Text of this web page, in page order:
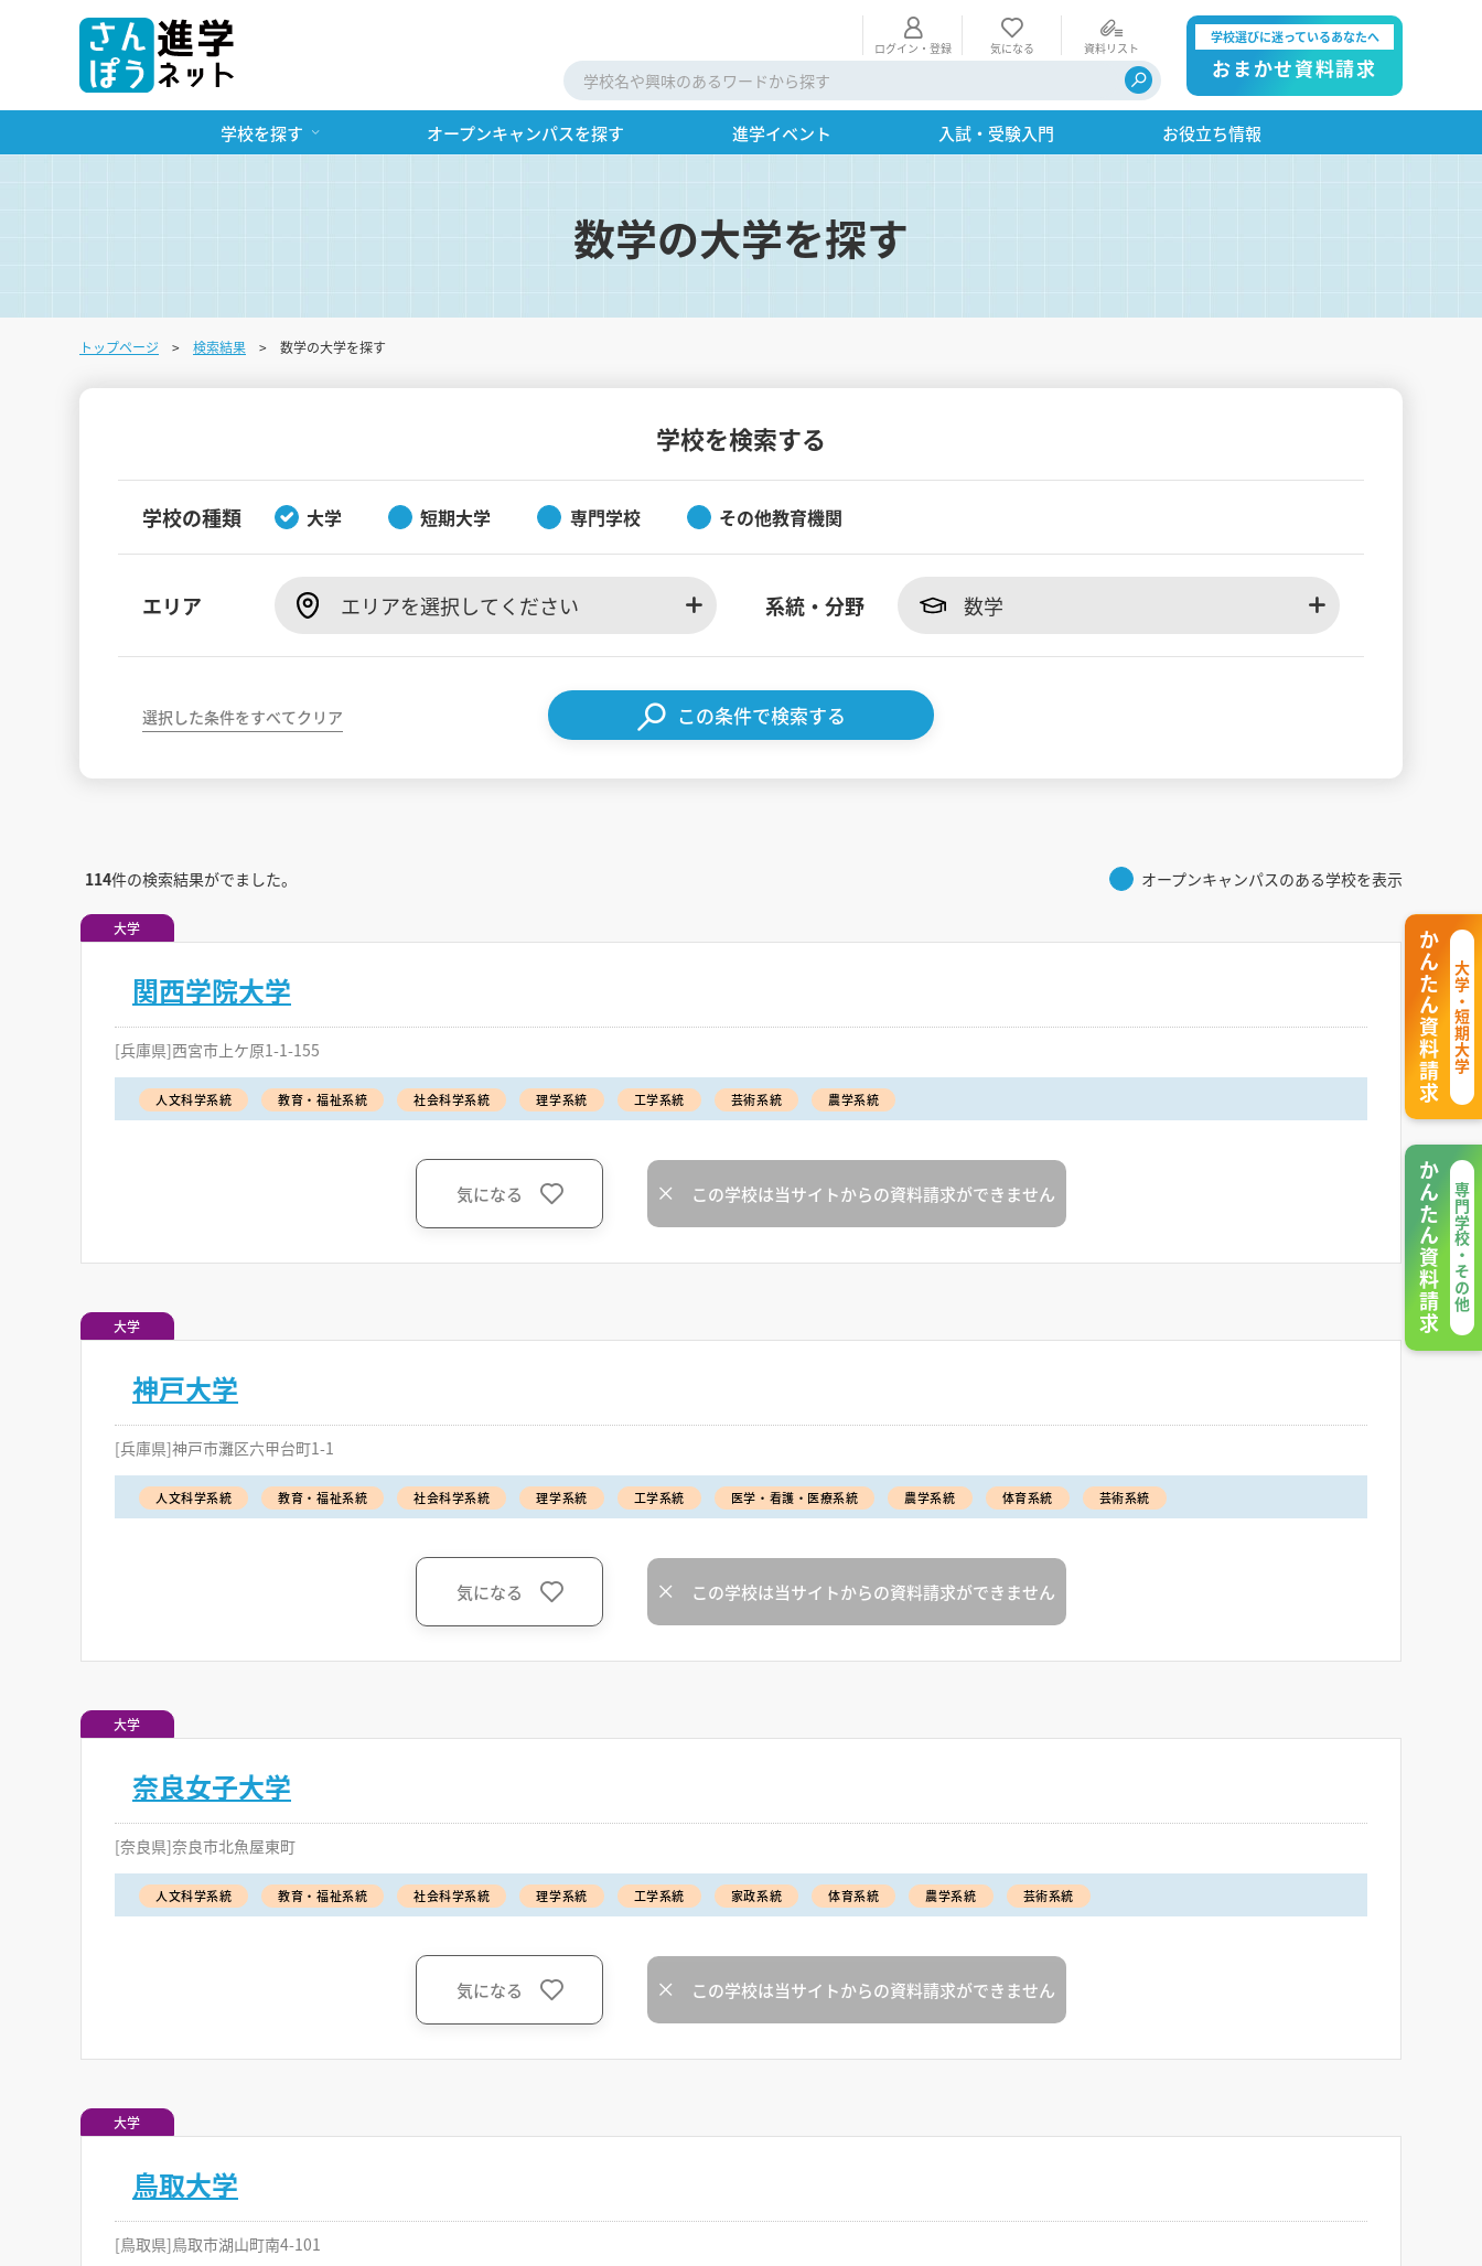
ログイン・登録 気になる 資料リスト
学校選びに迷っているあなたへ
おまかせ資料請求
学校を探す オープンキャンパスを探す 進学イベント 入試・受験入門 お役立ち情報
数学の大学を探す
トップページ 検索結果 数学の大学を探す
学校を検索する
学校の種類 大学 短期大学 専門学校 その他教育機関
エリア エリアを選択してください 系統・分野 数学
この条件で検索する
選択した条件をすべてクリア
114件の検索結果がでました。 オープンキャンパスのある学校を表示
大学
関西学院大学
[兵庫県]西宮市上ケ原1-1-155
人文科学系統 教育・福祉系統 社会科学系統 理学系統 工学系統 芸術系統 農学系統
気になる この学校は当サイトからの資料請求ができません
大学
神戸大学
[兵庫県]神戸市灘区六甲台町1-1
人文科学系統 教育・福祉系統 社会科学系統 理学系統 工学系統 医学・看護・医療系統 農学系統 体育系統 芸術系統
気になる この学校は当サイトからの資料請求ができません
大学
奈良女子大学
[奈良県]奈良市北魚屋東町
人文科学系統 教育・福祉系統 社会科学系統 理学系統 工学系統 家政系統 体育系統 農学系統 芸術系統
気になる この学校は当サイトからの資料請求ができません
大学
鳥取大学
[鳥取県]鳥取市湖山町南4-101
大学・短期大学
かんたん資料請求
専門学校・その他
かんたん資料請求